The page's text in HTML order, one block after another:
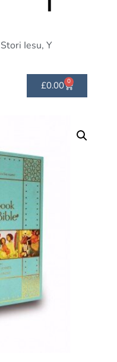
Iesu, Y
£0.00 0